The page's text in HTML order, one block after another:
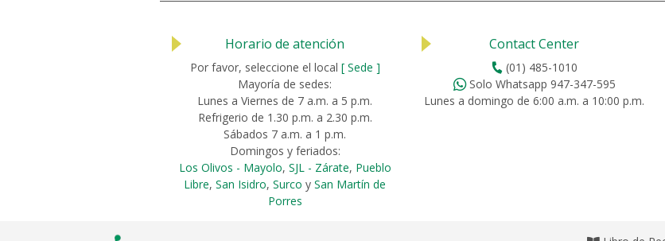
Horario de atención
Por favor, seleccione el local [ Sede ]
Mayoría de sedes:
Lunes a Viernes de 7 a.m. a 5 p.m.
Refrigerio de 1.30 p.m. a 2.30 p.m.
Sábados 7 a.m. a 1 p.m.
Domingos y feriados:
Los Olivos - Mayolo, SJL - Zárate, Pueblo
Libre,San Isidro,Surco ySan Martín de
Porres
Contact Center
(01) 485-1010
Solo Whatsapp 947-347-595
Lunes a domingo de 6:00 a.m. a 10:00 p.m.